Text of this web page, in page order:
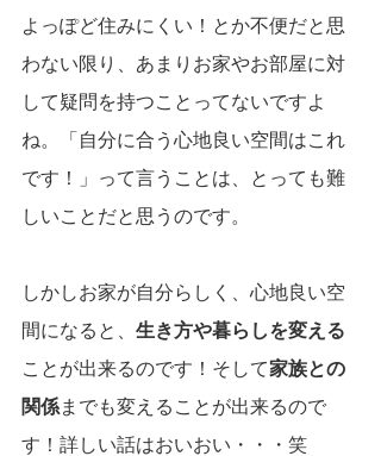
よっぽど住みにくい！とか不便だと思
わない限り、あまりお家やお部屋に対
して疑問を持つことってないですよ
ね。「自分に合う心地良い空間はこれ
です！」って言うことは、とっても難
しいことだと思うのです。
しかしお家が自分らしく、心地良い空
間になると、 生き方や暮らしを変える
ことが出来るのです！そして家族との
関係までも変えることが出来るので
す！詳しい話はおいおい・・・笑